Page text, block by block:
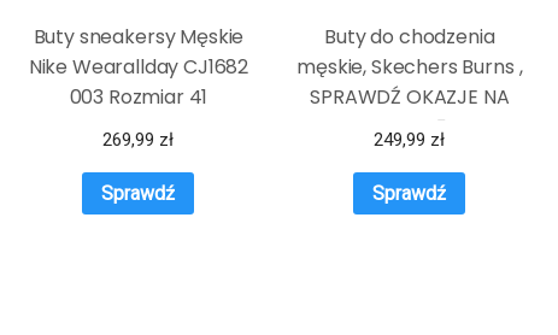
Buty sneakersy Męskie
Nike Wearallday CJ1682
003 Rozmiar 41
269,99 zł
Sprawdź
Buty do chodzenia
męskie, Skechers Burns ,
SPRAWDŹ OKAZJE NA
WIOSNĘ
249,99 zł
Sprawdź